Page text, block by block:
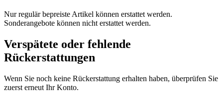
Nur regulär bepreiste Artikel können erstattet werden.
Sonderangebote können nicht erstattet werden.
Verspätete oder fehlende
Rückerstattungen
Wenn Sie noch keine Rückerstattung erhalten haben, überprüfen Sie
zuerst erneut Ihr Konto.